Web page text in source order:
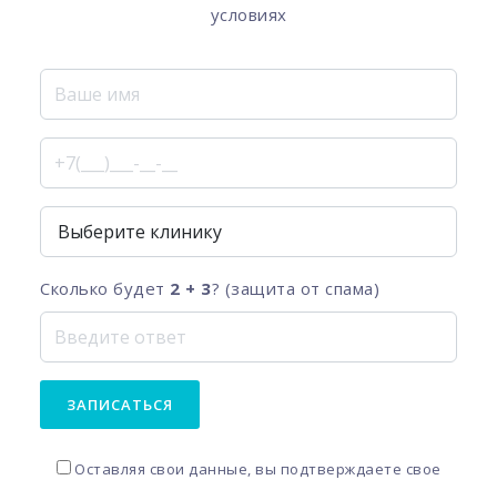
условиях
Сколько будет 2 + 3? (защита от спама)
ЗАПИСАТЬСЯ
Оставляя свои данные, вы подтверждаете свое